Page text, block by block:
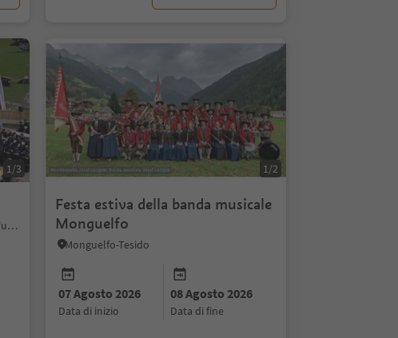
1/3
Funes, Regione dolomitica Luson Val di Funes
1/2
Festa estiva della banda musicale
Monguelfo
Monguelfo-Tesido
07 Agosto 2026
data di inizio
08 Agosto 2026
data di fine